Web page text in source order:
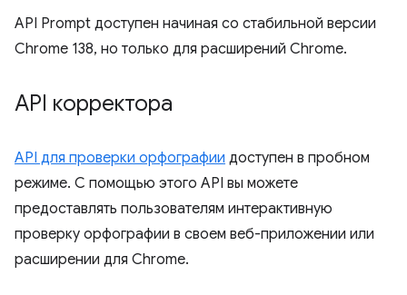
API Prompt доступен начиная со стабильной версии
Chrome 138, но только для расширений Chrome.
API корректора
API для проверки орфографии доступен в пробном
режиме. С помощью этого API вы можете
предоставлять пользователям интерактивную
проверку орфографии в своем веб-приложении или
расширении для Chrome.